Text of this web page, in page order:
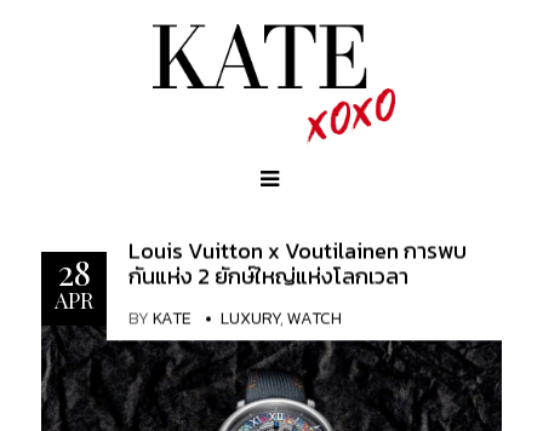
28
APR
Louis Vuitton x Voutilainen การพบ
กันแห่ง 2 ยักษ์ใหญ่แห่งโลกเวลา
BYKATE LUXURY,WATCH